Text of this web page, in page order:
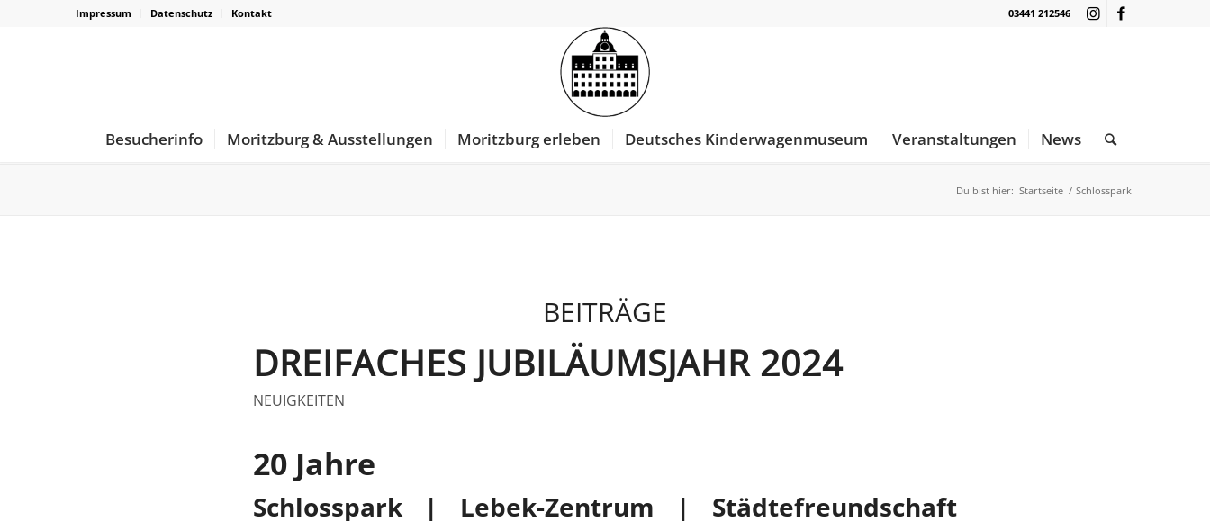
Impressum Datenschutz Kontakt 03441 212546
Besucherinfo Moritzburg & Ausstellungen Moritzburg erleben Deutsches Kinderwagenmuseum Veranstaltungen News
Du bist hier: Startseite / Schlosspark
BEITRÄGE
DREIFACHES JUBILÄUMSJAHR 2024
NEUIGKEITEN
20 Jahre
Schlosspark | Lebek-Zentrum | Städtefreundschaft